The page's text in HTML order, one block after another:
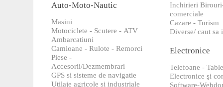
Auto-Moto-Nautic
Masini
Motociclete - Scutere - ATV
Ambarcatiuni
Camioane - Rulote - Remorci
Piese -
Accesorii/Dezmembrari
GPS si sisteme de navigatie
Utilaje agricole si industriale
Inchirieri
comerciale
Cazare - Turism
Diverse/ caut sa
Electronice
Telefoane -
Electronice şi
Software-